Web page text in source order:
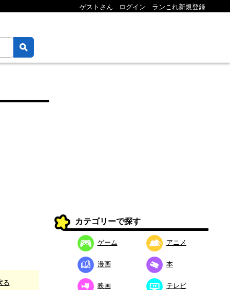
ゲストさん ログイン ランこれ新規登録
る
カテゴリーで探す
ゲーム アニメ
漫画 本
映画 テレビ